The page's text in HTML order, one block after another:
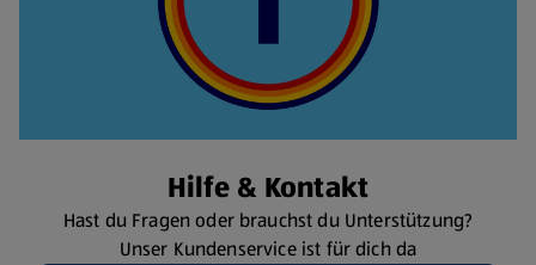
Hilfe & Kontakt
Hast du Fragen oder brauchst du Unterstützung?
Unser Kundenservice ist für dich da